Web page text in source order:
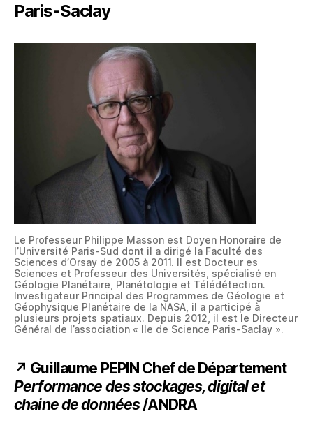
Paris-Saclay
Le Professeur Philippe Masson est Doyen Honoraire de
l’Université Paris-Sud dont il a dirigé la Faculté des
Sciences d’Orsay de 2005 à 2011. Il est Docteur es
Sciences et Professeur des Universités, spécialisé en
Géologie Planétaire, Planétologie et Télédétection.
Investigateur Principal des Programmes de Géologie et
Géophysique Planétaire de la NASA, il a participé à
plusieurs projets spatiaux. Depuis 2012, il est le Directeur
Général de l’association « Ile de Science Paris-Saclay ».
↗ Guillaume PEPIN Chef de Département
Performance des stockages, digital et
chaine de données/ANDRA